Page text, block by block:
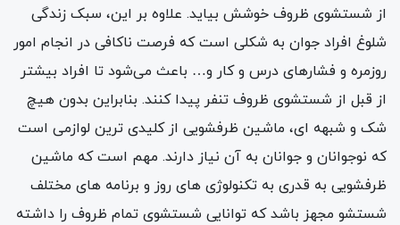
از شستشوی ظروف خوشش بیاید. علاوه بر این، سبک زندگی
شلوغ افراد جوان به شکلی است که فرصت ناکافی در انجام امور
روزمره و فشارهای درس و کار و… باعث می‌شود تا افراد بیشتر
از قبل از شستشوی ظروف تنفر پیدا کنند. بنابراین بدون هیچ
شک و شبهه ای، ماشین ظرفشویی از کلیدی ترین لوازمی است
که نوجوانان و جوانان به آن نیاز دارند. مهم است که ماشین
ظرفشویی به قدری به تکنولوژی های روز و برنامه های مختلف
شستشو مجهز باشد که توانایی شستشوی تمام ظروف را داشته